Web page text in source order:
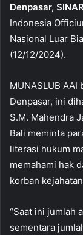
Denpasar,
Indonesia
Nasional Luar
(12/12/2024).
MUNASLUB
Denpasar, ini
S.M. Mahendra
Bali meminta
literasi hukum
memahami hak
korban
“Saat ini jumlah
sementara